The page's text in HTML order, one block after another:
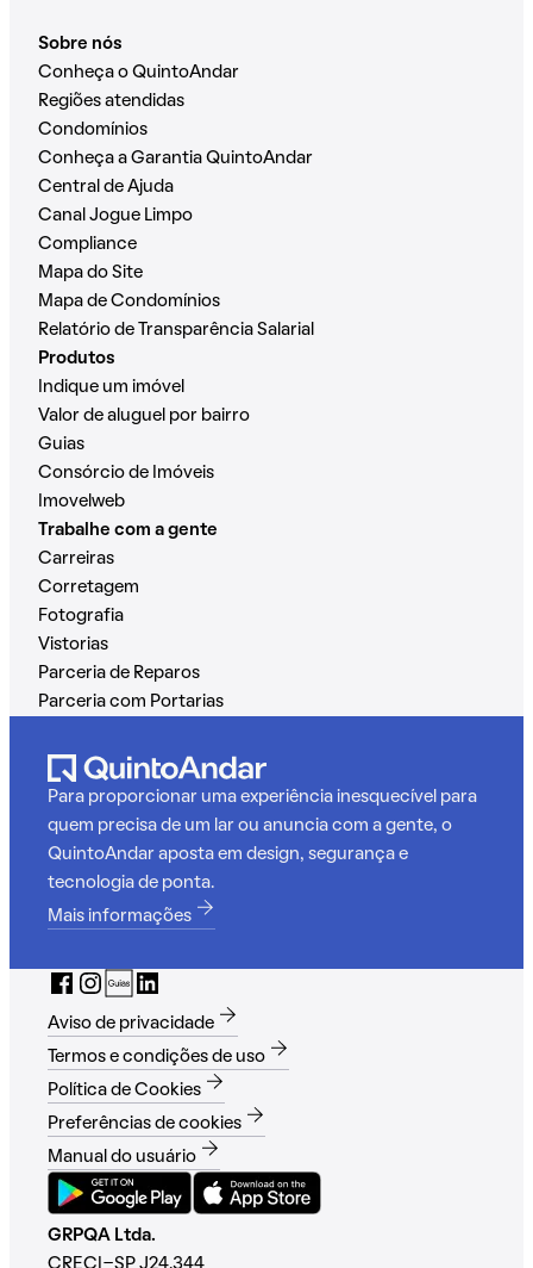
Sobre nós
Conheça o QuintoAndar
Regiões atendidas
Condomínios
Conheça a Garantia QuintoAndar
Central de Ajuda
Canal Jogue Limpo
Compliance
Mapa do Site
Mapa de Condomínios
Relatório de Transparência Salarial
Produtos
Indique um imóvel
Valor de aluguel por bairro
Guias
Consórcio de Imóveis
Imovelweb
Trabalhe com a gente
Carreiras
Corretagem
Fotografia
Vistorias
Parceria de Reparos
Parceria com Portarias
Para proporcionar uma experiência inesquecível para
quem precisa de um lar ou anuncia com a gente, o
QuintoAndar aposta em design, segurança e
tecnologia de ponta.
Mais informações
Aviso de privacidade
Termos e condições de uso
Política de Cookies
Preferências de cookies
Manual do usuário
GRPQA Ltda.